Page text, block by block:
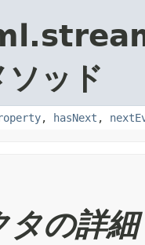
ッド
, hasNext ,
タの詳細